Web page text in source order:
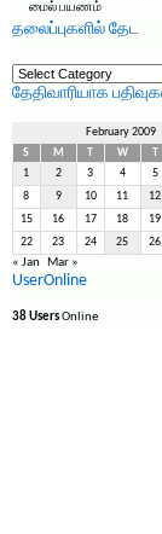
மைல் பயணம்
தலைப்புகளில் தேட
தலைப்புகளில்
தேட
தேதிவாரியாக
February 2009
S
M W
1
2 3 4 5
8 9 10 11 12
15 16 17 18 19
22 23 24 25 26
« Jan Mar »
UserOnline
38 UsersOnline